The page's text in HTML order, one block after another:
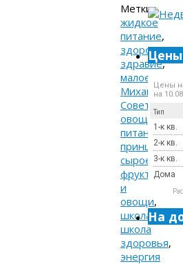
Метки:
жидкое
питание,
здоровье,
здравие,
малоедение
Михаил
Советов
питание,
принципы,
сыроедение
фрукты
и
овощи,
школа,
школа
здоровья,
энергия
Цены
на
Тип
1-к кв.
2-к кв.
3-к кв.
Дома
На